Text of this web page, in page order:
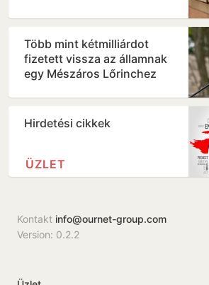
Több mint kétmilliárdot
fizetett vissza az államnak
egy Mészáros Lőrinchez
Hirdetési cikkek
ÜZLET
Kontakt info@ournet-group.com
Version: 0.2.2